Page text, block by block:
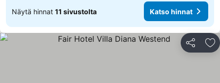
Näytä hinnat 11 sivustolta Katso hinnat
Jaa